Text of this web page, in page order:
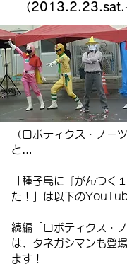
（
（ロボティクス・ノー
と…
「種子島に『がんつく
た！」は以下の
続編「ロボティクス・
は、タネガシマンも登
ます！